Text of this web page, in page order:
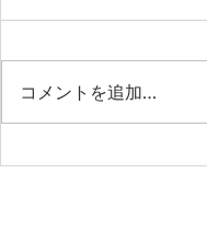
第53期定期総会
コメントを追加…